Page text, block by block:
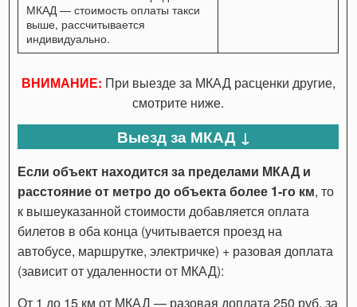
МКАД — стоимость оплаты такси
выше, рассчитывается
индивидуально.
ВНИМАНИЕ: При выезде за МКАД расценки другие,
смотрите ниже.
Выезд за МКАД ↓
Если объект находится за пределами МКАД и
расстояние от метро до объекта более 1-го км, то
к вышеуказанной стоимости добавляется оплата
билетов в оба конца (учитывается проезд на
автобусе, маршрутке, электричке) + разовая доплата
(зависит от удаленности от МКАД):
От 1 до 15 км от МКАД — разовая доплата 250 руб. за